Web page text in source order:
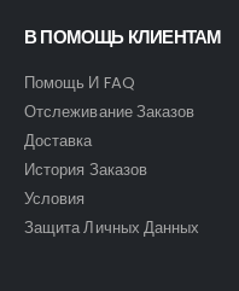
В ПОМОЩЬ КЛИЕНТАМ
Помощь И FAQ
Отслеживание Заказов
Доставка
История Заказов
Условия
Защита Личных Данных